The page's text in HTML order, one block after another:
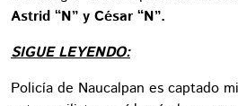
Astrid “N” y César “N”.
SIGUE LEYENDO:
Policía de Naucalpan es captado